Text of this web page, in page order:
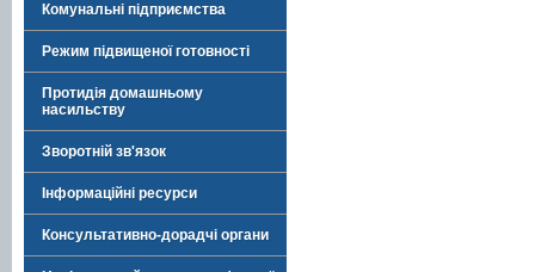
Комунальні підприємства
Режим підвищеної готовності
Протидія домашньому
насильству
Зворотній зв'язок
Інформаційні ресурси
Консультативно-дорадчі органи